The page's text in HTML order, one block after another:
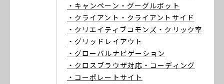
・キャンペーン ・グーグルボット
・クライアント ・クライアントサイド
・クリエイティブコモンズ ・クリック率
・グリッドレイアウト
・グローバルナビゲーション
・クロスブラウザ対応 ・コーディング
・コーポレートサイト